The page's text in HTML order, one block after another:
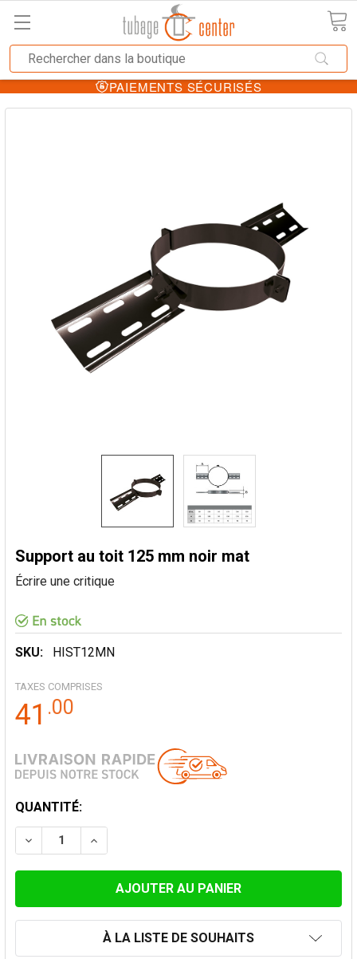
PAIEMENTS SÉCURISÉS
Support au toit 125 mm noir mat
Écrire une critique
SKU: HIST12MN
TAXES COMPRISES
41 .00
STOCK
ACTUEL:
QUANTITÉ:
DIMINUER LA QUANTITÉ DE SUPPORT AU TOIT 125
AUGMENTER LA QUANTITÉ DE SUPPORT
À LA LISTE DE SOUHAITS